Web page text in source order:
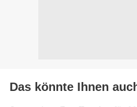
Das könnte Ihnen